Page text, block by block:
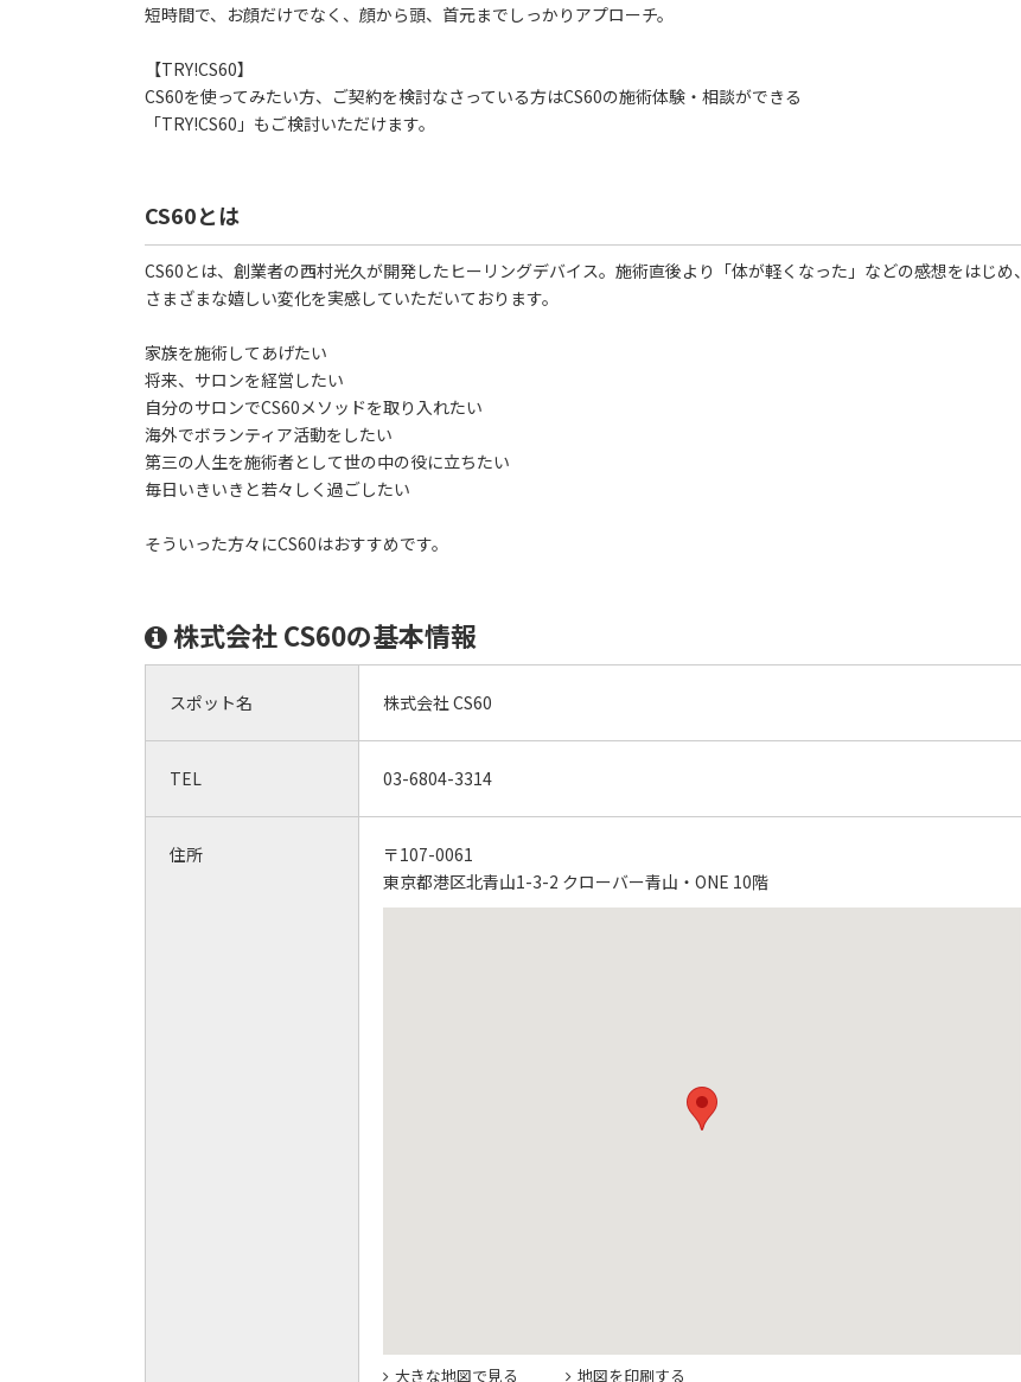
短時間で、お顔だけでなく、顔から頭、首元までしっかりアプローチ。
【TRY!CS60】
CS60を使ってみたい方、ご契約を検討なさっている方はCS60の施術体験・相談ができる
「TRY!CS60」もご検討いただけます。
CS60とは
CS60とは、創業者の西村光久が開発したヒーリングデバイス。施術直後より「体が軽くなった」などの感想をはじめ、
さまざまな嬉しい変化を実感していただいております。
家族を施術してあげたい
将来、サロンを経営したい
自分のサロンでCS60メソッドを取り入れたい
海外でボランティア活動をしたい
第三の人生を施術者として世の中の役に立ちたい
毎日いきいきと若々しく過ごしたい
そういった方々にCS60はおすすめです。
株式会社 CS60の基本情報
スポット名 株式会社 CS60
TEL 03-6804-3314
住所
〒107-0061
東京都港区北青山1-3-2 クローバー青山・ONE 10階
大きな地図で見る 地図を印刷する